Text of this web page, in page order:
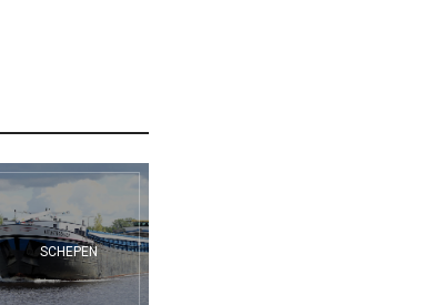
SCHEPEN